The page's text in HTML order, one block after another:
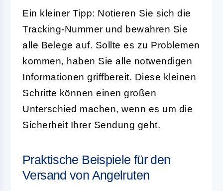
Ein kleiner Tipp: Notieren Sie sich die
Tracking-Nummer und bewahren Sie
alle Belege auf. Sollte es zu Problemen
kommen, haben Sie alle notwendigen
Informationen griffbereit. Diese kleinen
Schritte können einen großen
Unterschied machen, wenn es um die
Sicherheit Ihrer Sendung geht.
Praktische Beispiele für den
Versand von Angelruten